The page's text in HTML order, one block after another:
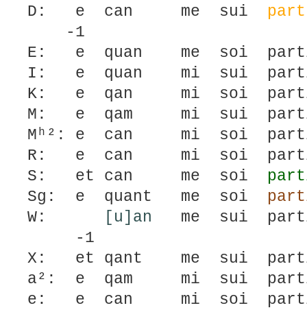
D: e can me sui part
-1
E: e quan me soi
I: e quan mi sui
K: e qan mi soi
M: e qam mi sui
Mʰ²: e can mi soi
R: e can mi soi
S: et can me soi
Sg: e quant me soi
W:
[u]an me sui
-1
X: et qant me sui
a²: e qam mi sui
e: e can mi soi